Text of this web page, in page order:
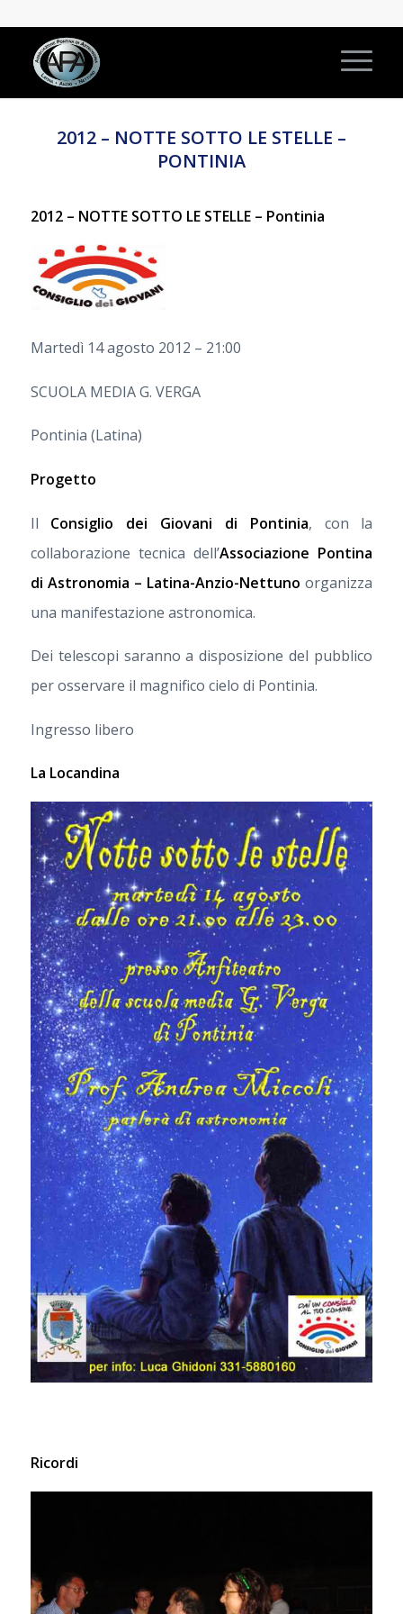
2012 – NOTTE SOTTO LE STELLE –
PONTINIA
2012 – NOTTE SOTTO LE STELLE – Pontinia
Martedì 14 agosto 2012 – 21:00
SCUOLA MEDIA G. VERGA
Pontinia (Latina)
Progetto
Il Consiglio dei Giovani di Pontinia, con la
collaborazione tecnica dell’Associazione Pontina
di Astronomia – Latina-Anzio-Nettuno organizza
una manifestazione astronomica.
Dei telescopi saranno a disposizione del pubblico
per osservare il magnifico cielo di Pontinia.
Ingresso libero
La Locandina
Ricordi